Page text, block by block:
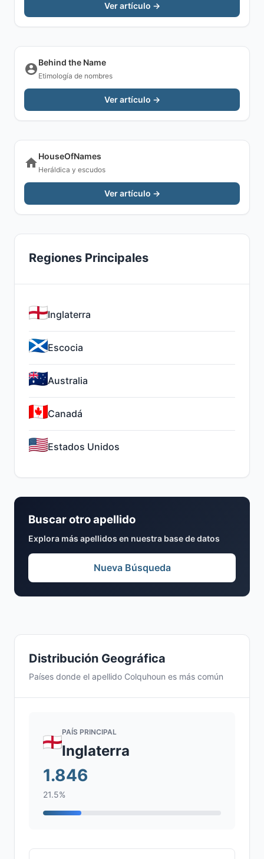
Distribución Geográfica
Países donde el apellido Colquhoun es más común
PAÍS PRINCIPAL
Inglaterra
1.846
21.5%
Ver artículo →
Behind the Name
Etimología de nombres
Ver artículo →
HouseOfNames
Heráldica y escudos
Ver artículo →
Regiones Principales
Inglaterra
Escocia
Australia
Canadá
Estados Unidos
Buscar otro apellido
Explora más apellidos en nuestra base de datos
Nueva Búsqueda